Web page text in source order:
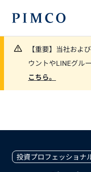
【重要】当社およ
ウントやLINEグル
こちら。
投資プロフェッショナ